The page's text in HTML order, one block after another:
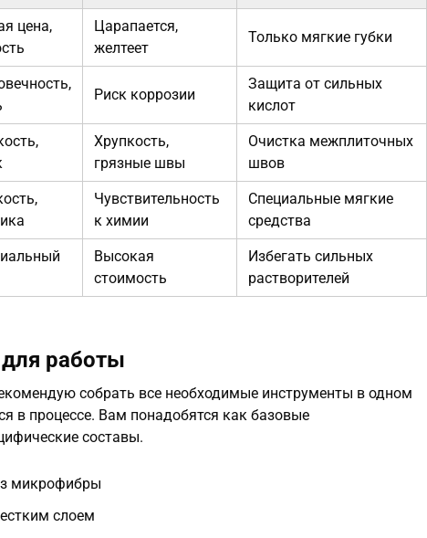
цена,
Царапается,
желтеет
Только мягкие губки
Риск коррозии
Защита от сильных
кислот
Хрупкость,
грязные швы
Очистка межплиточных
швов
Чувствительность
к химии
Специальные мягкие
средства
Высокая
стоимость
Избегать сильных
растворителей
работы
собрать все необходимые инструменты в одном
в процессе. Вам понадобятся как базовые
составы.
микрофибры
слоем